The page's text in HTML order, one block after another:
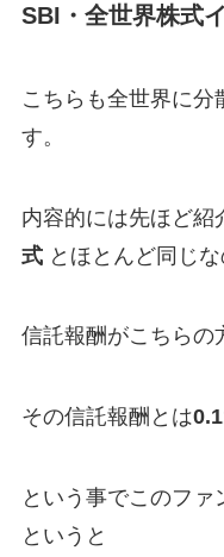
SBI・全世界株式
こちらも全世界に分
す。
内容的には先ほど紹
式とほとんど同じ
信託報酬がこちらの
その信託報酬とは
という事でこのフ
というと